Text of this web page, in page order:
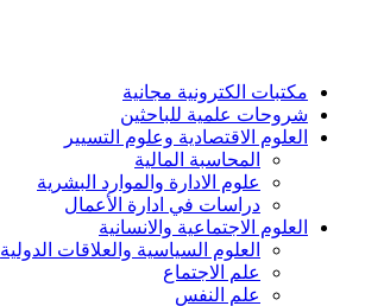
مكتبات الكترونية مجانية
شروحات علمية للباحثين
العلوم الاقتصادية وعلوم التسيير
المحاسبة المالية
علوم الادارة والموارد البشرية
دراسات في ادارة الأعمال
العلوم الاجتماعية والانسانية
العلوم السياسية والعلاقات الدولية
علم الاجتماع
علم النفس